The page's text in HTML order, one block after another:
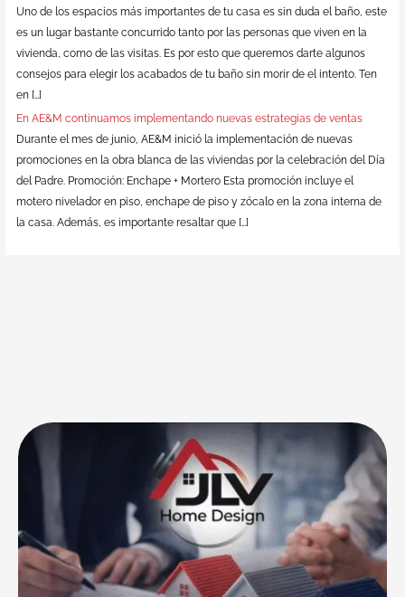
Uno de los espacios más importantes de tu casa es sin duda el baño, este
es un lugar bastante concurrido tanto por las personas que viven en la
vivienda, como de las visitas. Es por esto que queremos darte algunos
consejos para elegir los acabados de tu baño sin morir de el intento. Ten
en […]
En AE&M continuamos implementando nuevas estrategias de ventas
Durante el mes de junio, AE&M inició la implementación de nuevas
promociones en la obra blanca de las viviendas por la celebración del Día
del Padre. Promoción: Enchape + Mortero Esta promoción incluye el
motero nivelador en piso, enchape de piso y zócalo en la zona interna de
la casa. Además, es importante resaltar que […]